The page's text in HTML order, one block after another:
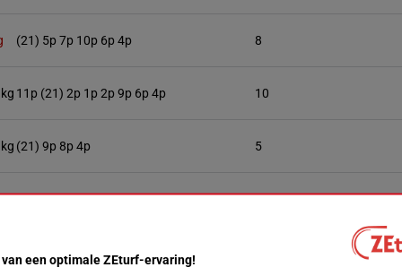
(21) 5p 7p 10p 6p 4p 8
11p (21) 2p 1p 2p 9p 6p 4p 10
(21) 9p 8p 4p 5
(21) 6p 6p 7p 15
15p (21) 10p 3p 13p
een optimale ZEturf-ervaring!